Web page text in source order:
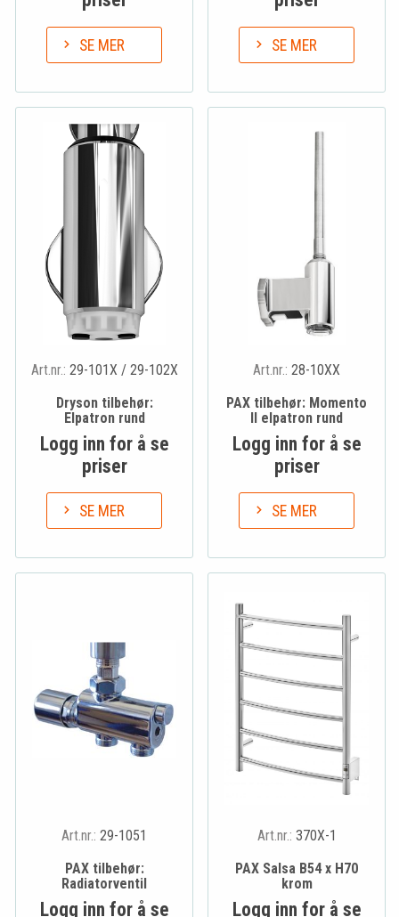
SE MER SE MER
Art.nr.: 29-101X / 29-102X
Dryson tilbehør:
Elpatron rund
Logg inn for å se
priser
SE MER
Art.nr.: 28-10XX
PAX tilbehør: Momento
II elpatron rund
Logg inn for å se
priser
SE MER
Art.nr.: 29-1051
PAX tilbehør:
Radiatorventil
Logg inn for å se
Art.nr.: 370X-1
PAX Salsa B54 x H70
krom
Logg inn for å se